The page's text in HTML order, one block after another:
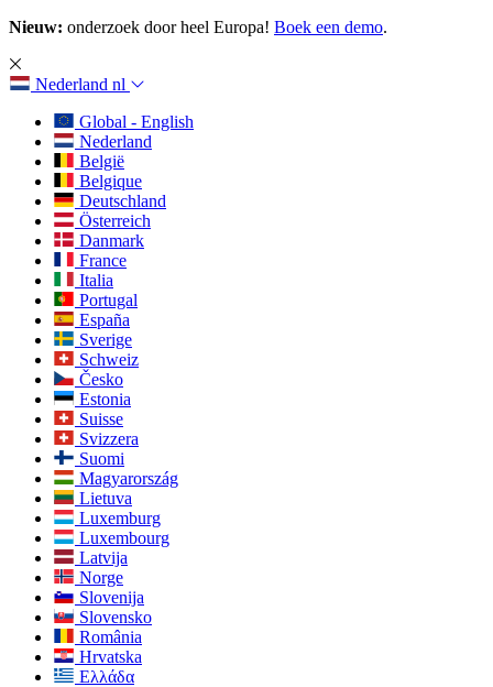
Nieuw: onderzoek door heel Europa! Boek een demo.
Nederland nl
Global - English
Nederland
België
Belgique
Deutschland
Österreich
Danmark
France
Italia
Portugal
España
Sverige
Schweiz
Česko
Estonia
Suisse
Svizzera
Suomi
Magyarország
Lietuva
Luxemburg
Luxembourg
Latvija
Norge
Slovenija
Slovensko
România
Hrvatska
Ελλάδα